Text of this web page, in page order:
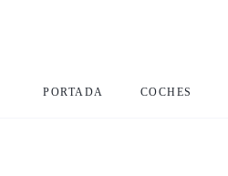
PORTADA COCHES